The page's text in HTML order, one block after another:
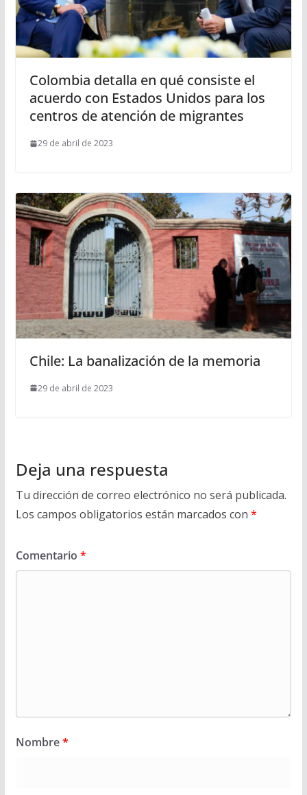
Colombia detalla en qué consiste el
acuerdo con Estados Unidos para los
centros de atención de migrantes
29 de abril de 2023
Chile: La banalización de la memoria
29 de abril de 2023
Deja una respuesta
Tu dirección de correo electrónico no será publicada.
Los campos obligatorios están marcados con *
Comentario *
Nombre*